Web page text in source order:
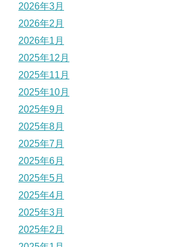
2026年3月
2026年2月
2026年1月
2025年12月
2025年11月
2025年10月
2025年9月
2025年8月
2025年7月
2025年6月
2025年5月
2025年4月
2025年3月
2025年2月